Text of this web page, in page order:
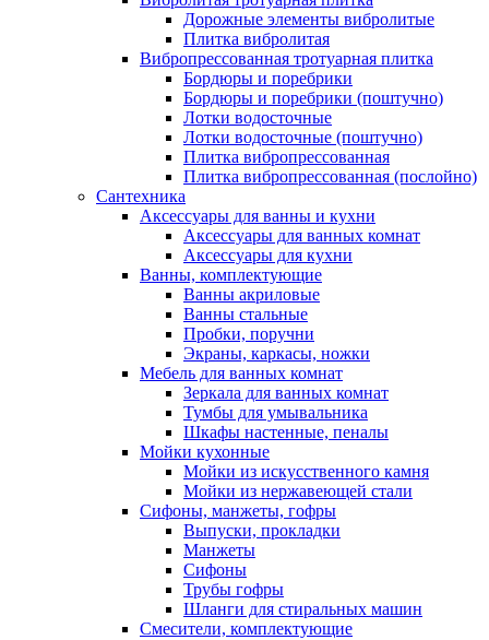
Дорожные элементы вибролитые
Плитка вибролитая
Вибропрессованная тротуарная плитка
Бордюры и поребрики
Бордюры и поребрики (поштучно)
Лотки водосточные
Лотки водосточные (поштучно)
Плитка вибропрессованная
Плитка вибропрессованная (послойно)
Сантехника
Аксессуары для ванны и кухни
Аксессуары для ванных комнат
Аксессуары для кухни
Ванны, комплектующие
Ванны акриловые
Ванны стальные
Пробки, поручни
Экраны, каркасы, ножки
Мебель для ванных комнат
Зеркала для ванных комнат
Тумбы для умывальника
Шкафы настенные, пеналы
Мойки кухонные
Мойки из искусственного камня
Мойки из нержавеющей стали
Сифоны, манжеты, гофры
Выпуски, прокладки
Манжеты
Сифоны
Трубы гофры
Шланги для стиральных машин
Смесители, комплектующие